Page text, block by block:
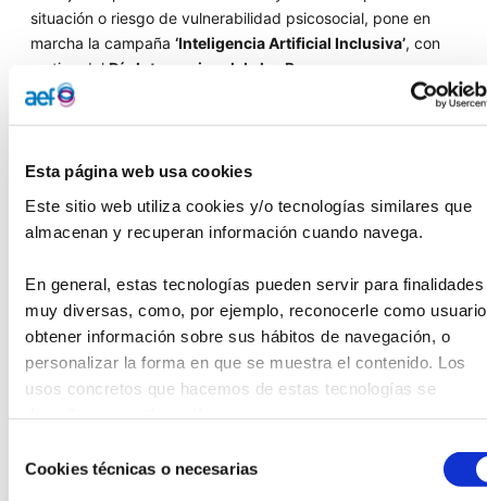
Esta página web usa cookies
Este sitio web utiliza cookies y/o tecnologías similares que
almacenan y recuperan información cuando navega.
En general, estas tecnologías pueden servir para finalidades
muy diversas, como, por ejemplo, reconocerle como
obtener información sobre sus hábitos de navegación, o
personalizar la forma en que se muestra el contenido. Los
usos concretos que hacemos de estas tecnologías se
deCookies técnicas o necesarias
situación o riesgo de vulnerabilidad psicosocial, pone en
marcha la campaña ‘Inteligencia Artificial Inclusiva’, con
motivo del Día Internacional de las Personas con
Discapacidad
campaña positiva, y protagonizada por miembros de la
Inteligencia Artificial (IA) en la representación de la
diversidad. Üna iniciativa especialmente relevante ahora
‘Inteligencia Artificial Inclusiva’ reconoce su enorme
potencial y defiende que su evolución debe incorporar la
diversidad en todas sus formas.
Las piezas centrales de la campaña son un vídeo y cuatro
Sin embargo, en muchas herramientas de IA generativa